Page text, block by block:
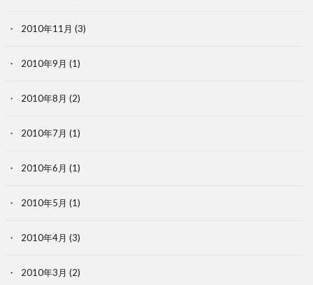
2010年11月 (3)
2010年9月 (1)
2010年8月 (2)
2010年7月 (1)
2010年6月 (1)
2010年5月 (1)
2010年4月 (3)
2010年3月 (2)